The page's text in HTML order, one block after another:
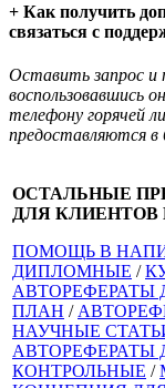
+ Как получить
связаться с
Оставить запрос
воспользовавшись
телефону горячей
предоставляются в
ОСТАЛЬНЫЕ
ДЛЯ КЛИЕНТОВ
ПОМОЩЬ В
ДИПЛОМНЫЕ /
ПЛАН /
НАУЧНЫЕ
АВТОРЕФЕРАТЫ
КОНТРОЛЬНЫЕ /